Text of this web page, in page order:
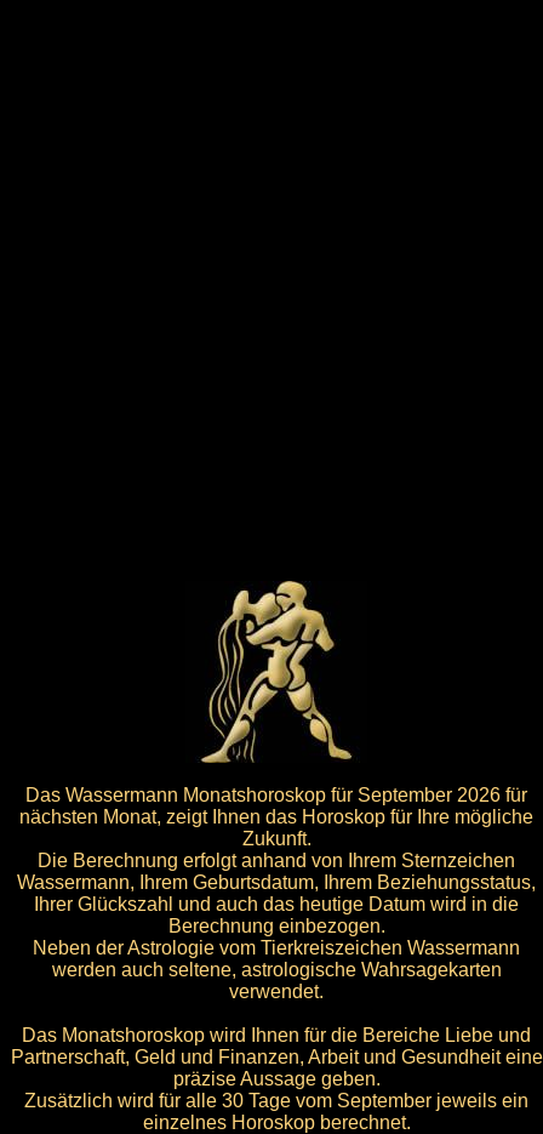
Das Wassermann Monatshoroskop für September 2026 für
nächsten Monat, zeigt Ihnen das Horoskop für Ihre mögliche
Zukunft.
Die Berechnung erfolgt anhand von Ihrem Sternzeichen
Wassermann, Ihrem Geburtsdatum, Ihrem Beziehungsstatus,
Ihrer Glückszahl und auch das heutige Datum wird in die
Berechnung einbezogen.
Neben der Astrologie vom Tierkreiszeichen Wassermann
werden auch seltene, astrologische Wahrsagekarten
verwendet.
Das Monatshoroskop wird Ihnen für die Bereiche Liebe und
Partnerschaft, Geld und Finanzen, Arbeit und Gesundheit eine
präzise Aussage geben.
Zusätzlich wird für alle 30 Tage vom September jeweils ein
einzelnes Horoskop berechnet.